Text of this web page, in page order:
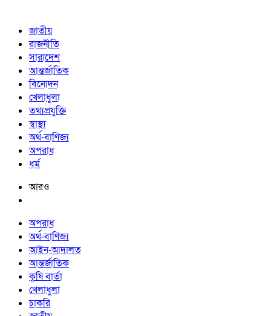
জাতীয়
রাজনীতি
সারাদেশ
আন্তর্জাতিক
বিনোদন
খেলাধুলা
তথ্যপ্রযুক্তি
স্বাস্থ্য
অর্থ-বাণিজ্য
অপরাধ
ধর্ম
আরও
অপরাধ
অর্থ-বাণিজ্য
আইন-আদালত
আন্তর্জাতিক
কৃষি বার্তা
খেলাধুলা
চাকরি